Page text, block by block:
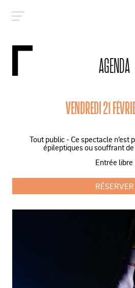
AGENDA
VENDREDI 21
Tout public - Ce spectacle n’est
épileptiques ou souffrant
Entrée libre
RÉSERVER